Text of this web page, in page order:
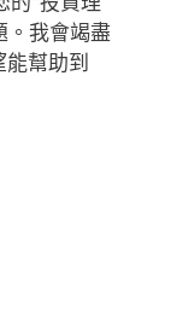
。我會竭盡
能幫助到